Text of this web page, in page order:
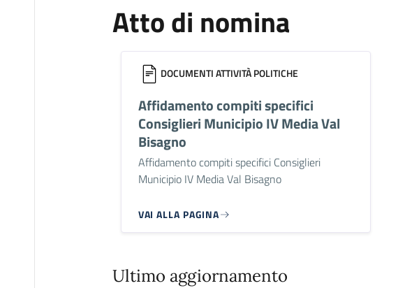
Atto di nomina
DOCUMENTI ATTIVITÀ POLITICHE
Affidamento compiti specifici
Consiglieri Municipio IV Media Val
Bisagno
Affidamento compiti specifici Consiglieri
Municipio IV Media Val Bisagno
VAI ALLA PAGINA
Ultimo aggiornamento